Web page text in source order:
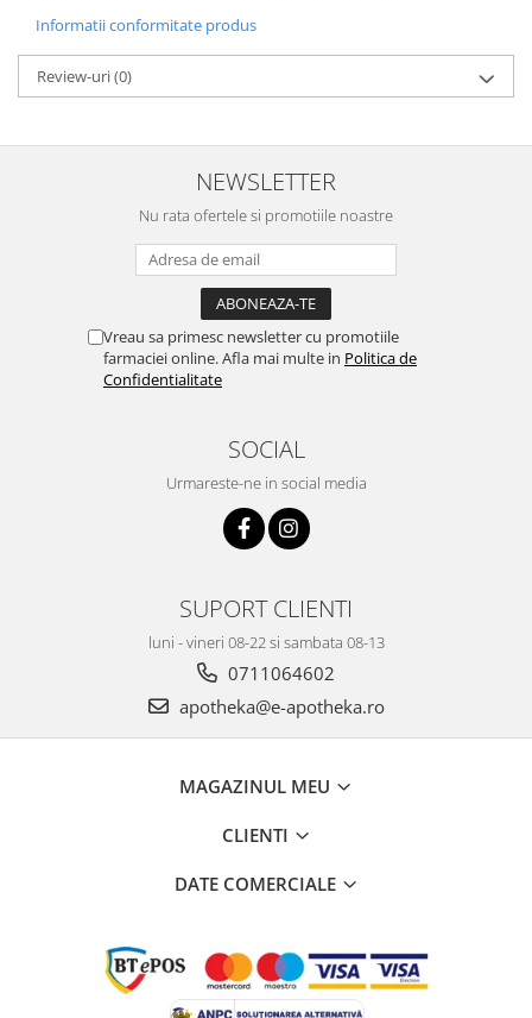
Informatii conformitate produs
Review-uri(0)
NEWSLETTER
Nu rata ofertele si promotiile noastre
Vreau sa primesc newsletter cu promotiile
farmaciei online. Afla mai multe in Politica de
Confidentialitate
SOCIAL
Urmareste-ne in social media
SUPORT CLIENTI
luni - vineri 08-22 si sambata 08-13
0711064602
apotheka@e-apotheka.ro
MAGAZINUL MEU
CLIENTI
DATE COMERCIALE